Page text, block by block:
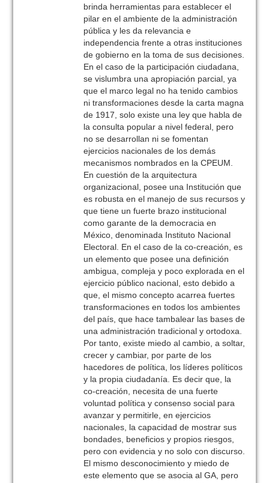
brinda herramientas para establecer el
pilar en el ambiente de la administración
pública y les da relevancia e
independencia frente a otras instituciones
de gobierno en la toma de sus decisiones.
En el caso de la participación ciudadana,
se vislumbra una apropiación parcial, ya
que el marco legal no ha tenido cambios
ni transformaciones desde la carta magna
de 1917, solo existe una ley que habla de
la consulta popular a nivel federal, pero
no se desarrollan ni se fomentan
ejercicios nacionales de los demás
mecanismos nombrados en la CPEUM.
En cuestión de la arquitectura
organizacional, posee una Institución que
es robusta en el manejo de sus recursos y
que tiene un fuerte brazo institucional
como garante de la democracia en
México, denominada Instituto Nacional
Electoral. En el caso de la co-creación, es
un elemento que posee una definición
ambigua, compleja y poco explorada en el
ejercicio público nacional, esto debido a
que, el mismo concepto acarrea fuertes
transformaciones en todos los ambientes
del país, que hace tambalear las bases de
una administración tradicional y ortodoxa.
Por tanto, existe miedo al cambio, a soltar,
crecer y cambiar, por parte de los
hacedores de política, los líderes políticos
y la propia ciudadanía. Es decir que, la
co-creación, necesita de una fuerte
voluntad política y consenso social para
avanzar y permitirle, en ejercicios
nacionales, la capacidad de mostrar sus
bondades, beneficios y propios riesgos,
pero con evidencia y no solo con discurso.
El mismo desconocimiento y miedo de
este elemento que se asocia al GA, pero